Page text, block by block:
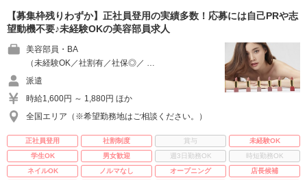
【募集枠残りわずか】正社員登用の実績多数！応募には自己PRや志
望動機不要♪未経験OKの美容部員求人
美容部員・BA
（未経験OK／社割有／社保◎／ …
派遣
時給1,600円 ～ 1,880円 ほか
全国エリア（※希望勤務地はご相談ください。）
正社員登用 社割制度 賞与
未経験OK
学生OK
男女歓迎 週3日勤務OK
時短勤務OK
ネイルOK
ノルマなし オープニング
店長候補